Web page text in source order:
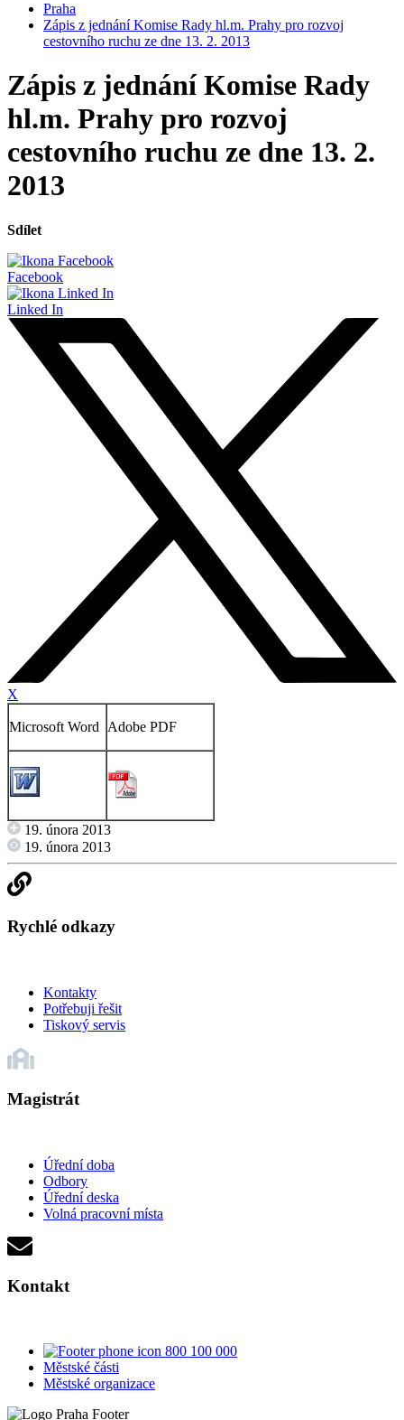
Praha
Zápis z jednání Komise Rady hl.m. Prahy pro rozvoj
cestovního ruchu ze dne 13. 2. 2013
Zápis z jednání Komise Rady
hl.m. Prahy pro rozvoj
cestovního ruchu ze dne 13. 2.
2013
Sdílet
Facebook
Linked In
X
Microsoft Word Adobe PDF
19. února 2013
19. února 2013
Rychlé odkazy
Kontakty
Potřebuji řešit
Tiskový servis
Magistrát
Úřední doba
Odbory
Úřední deska
Volná pracovní místa
Kontakt
800 100 000
Městské části
Městské organizace